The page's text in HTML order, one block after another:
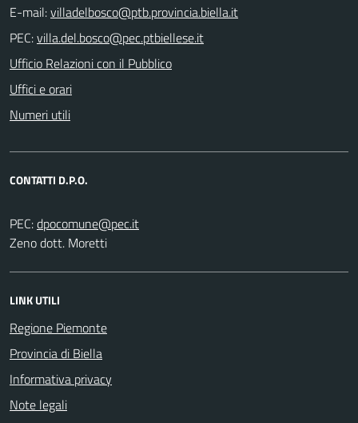
E-mail:
PEC:
Ufficio Relazioni con il Pubblico
Uffici e orari
Numeri utili
CONTATTI D.P.O.
PEC:
Zeno dott. Moretti
LINK UTILI
Regione Piemonte
Provincia di Biella
Informativa privacy
Note legali